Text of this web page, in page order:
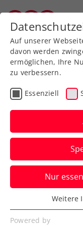
News filtern
Auf unserer
davon werden
ermöglichen, Ihre
zu verbessern.
Essenziell
Nur
Essenziell
Essenzielle
Weitere
Powered by